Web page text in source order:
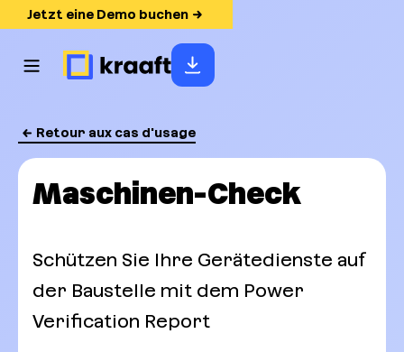
Jetzt eine Demo buchen
Retour aux cas d'usage
Maschinen-Check
Schützen Sie Ihre Gerätedienste auf
der Baustelle mit dem Power
Verification Report